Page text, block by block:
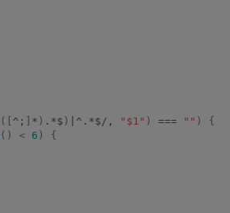
([ ^; ] * ) .*$ ) |^.*$/, "$1" ) === "" )
{
() < 6 )
{